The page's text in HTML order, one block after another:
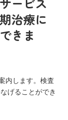
治療に
きま
内します。検査
げることができ